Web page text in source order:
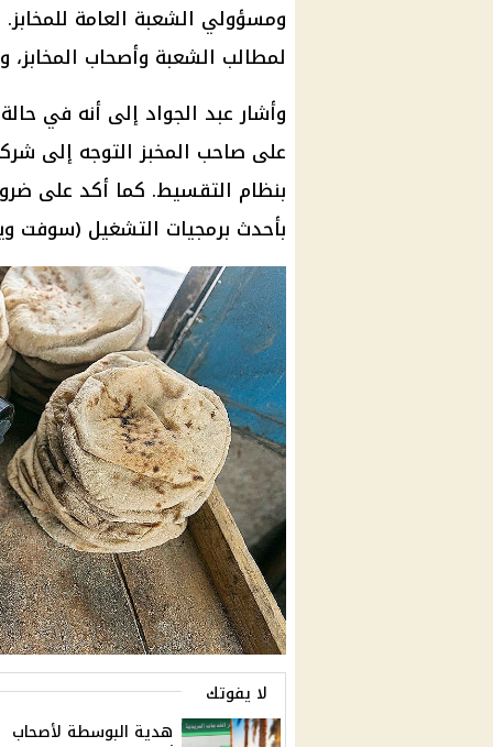
ومسؤولي الشعبة العامة
لمطالب الشعبة وأصحاب
وأشار عبد الجواد إلى أنه في
على صاحب المخبز التوجه إلى
بنظام التقسيط. كما أكد على
بأحدث برمجيات التشغيل (سوفت
لا يفوتك
هدية البوسطة لأصحاب